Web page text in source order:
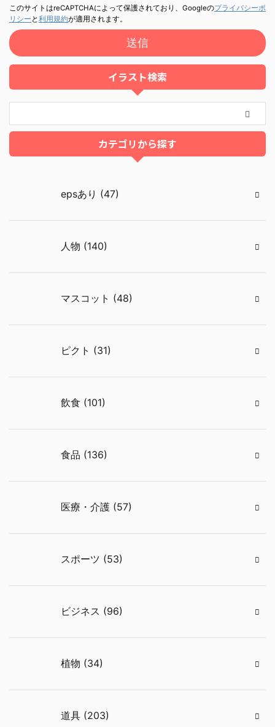
このサイトはreCAPTCHAによって保護されており、Googleのプライバシーポ
リシー と利用規約が適用されます。
イラスト検索
カテゴリから探す
epsあり (47)
人物 (140)
マスコット (48)
ピクト (31)
飲食 (101)
食品 (136)
医療・介護 (57)
スポーツ (53)
ビジネス (96)
植物 (34)
道具 (203)